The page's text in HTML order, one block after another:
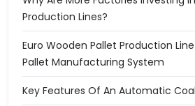
Production Lines?
Euro Wooden Pallet Production
Pallet Manufacturing System
Key Features Of An Automatic